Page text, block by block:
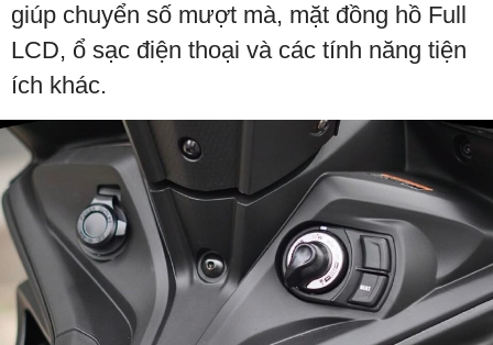
giúp chuyển số mượt mà, mặt đồng hồ Full
LCD, ổ sạc điện thoại và các tính năng tiện
ích khác.